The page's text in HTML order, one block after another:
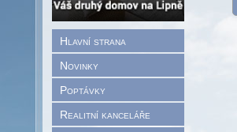
Hlavní strana
Novinky
Poptávky
Realitní kanceláře